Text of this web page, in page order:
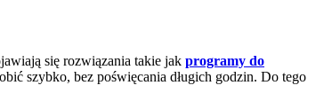
się rozwiązania takie jak programy do
szybko, bez poświęcania długich godzin. Do tego